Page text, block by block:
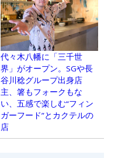
代々木八幡に「三千世
界」がオープン。SGや長
谷川稔グループ出身店
主、箸もフォークもな
い、五感で楽しむ“フィン
ガーフード”とカクテルの
店